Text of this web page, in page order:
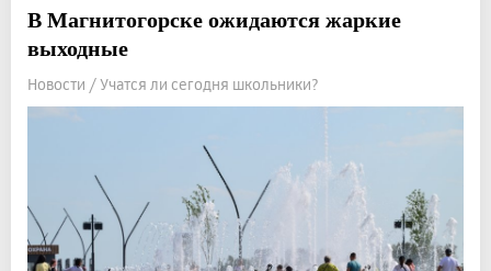
В Магнитогорске ожидаются жаркие
выходные
Новости / Учатся ли сегодня школьники?